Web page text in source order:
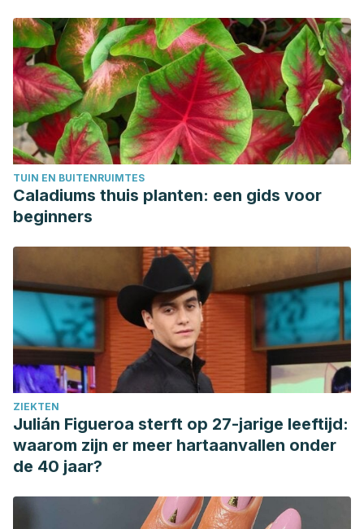
TUIN EN BUITENRUIMTES
Caladiums thuis planten: een gids voor
beginners
ZIEKTEN
Julián Figueroa sterft op 27-jarige leeftijd:
waarom zijn er meer hartaanvallen onder
de 40 jaar?